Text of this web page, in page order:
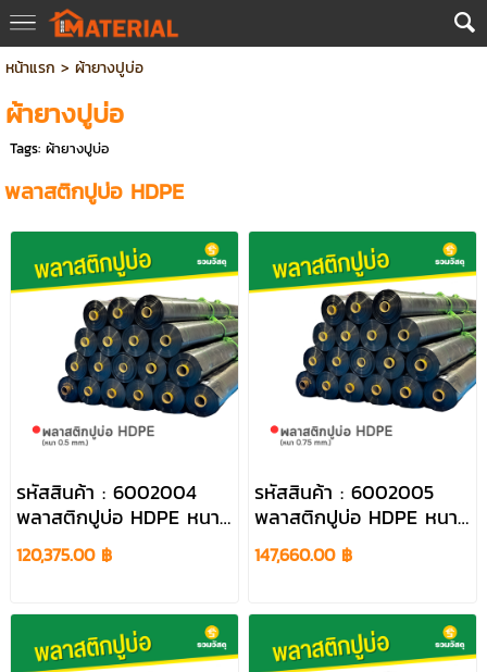
หน้าแรก > ผ้ายางปูบ่อ
ผ้ายางปูบ่อ
Tags: ผ้ายางปูบ่อ
พลาสติกปูบ่อ HDPE
รหัสสินค้า : 6002004
พลาสติกปูบ่อ HDPE หนา
0.5 mm.
120,375.00 ฿
รหัสสินค้า : 6002005
พลาสติกปูบ่อ HDPE หนา
0.75 mm.
147,660.00 ฿